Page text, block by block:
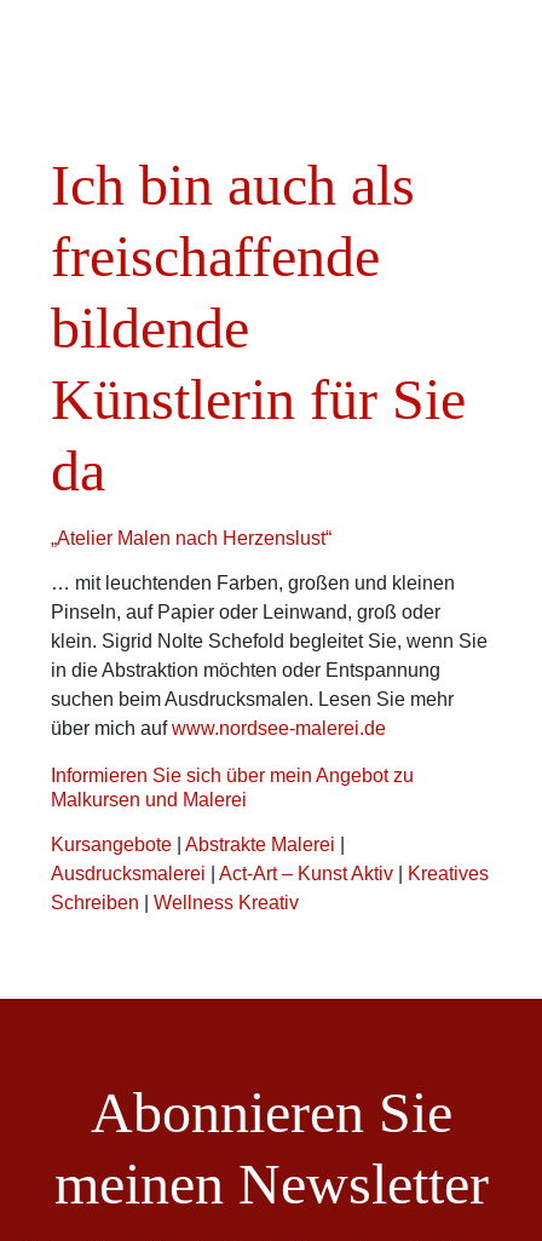
Ich bin auch als
freischaffende
bildende
Künstlerin für Sie
da
„Atelier Malen nach Herzenslust“
… mit leuchtenden Farben, großen und kleinen
Pinseln, auf Papier oder Leinwand, groß oder
klein. Sigrid Nolte Schefold begleitet Sie, wenn Sie
in die Abstraktion möchten oder Entspannung
suchen beim Ausdrucksmalen. Lesen Sie mehr
über mich aufwww.nordsee-malerei.de
Informieren Sie sich über mein Angebot zu
Malkursen und Malerei
Kursangebote |Abstrakte Malerei |
Ausdrucksmalerei |Act-Art – Kunst Aktiv | Kreatives
Schreiben |Wellness Kreativ
Abonnieren Sie
meinen Newsletter